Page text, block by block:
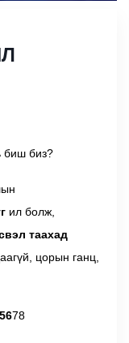
биш биз?
ил болж,
таахад
цорын ганц,
78